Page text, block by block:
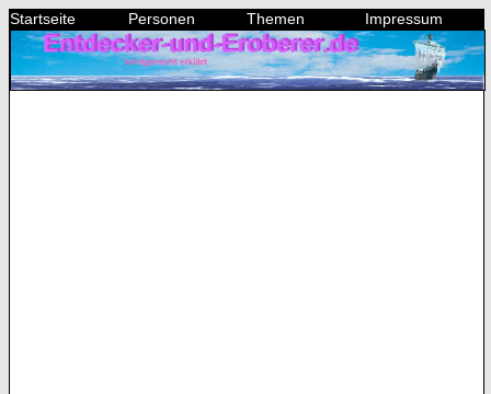
Startseite Personen Themen Impressum